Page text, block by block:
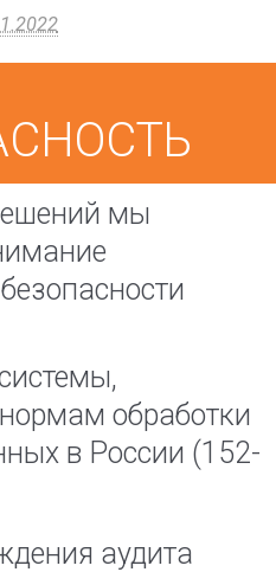
мы
обработки
в России (152-
аудита